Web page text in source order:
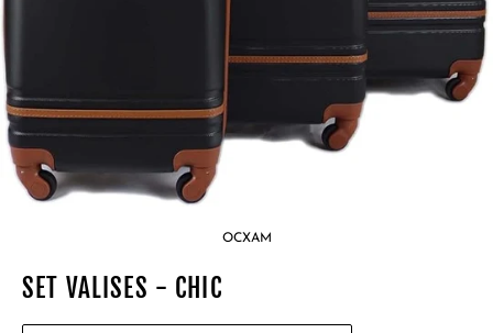
OCXAM
SET VALISES - CHIC